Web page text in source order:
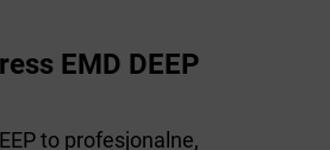
EMD DEEP
to profesjonalne,